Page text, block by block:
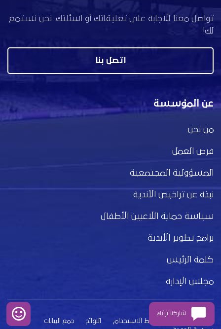
تواصل معنا للاجابة على تعليقاتك أو اسئلتك. نحن نستمع
لك!
اتصل بنا
عن المؤسسة
من نحن
فرص العمل
المسؤولية المجتمعية
نبذة عن تراخيص الأندية
سياسة حماية اللاعبين الأطفال
برامج تطوير الأندية
كلمة الرئيس
مجلس الإدارة
بيان الخصوصية شروط الاستخدام اللوائح
جمع البيانات
شاركنا برأيك